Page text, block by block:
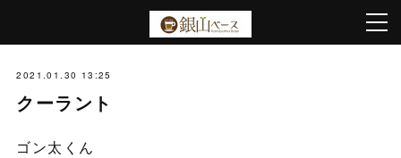
2021.01.30 13:25
クーラント
ゴン太くん